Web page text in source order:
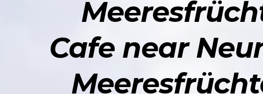
Cafe near